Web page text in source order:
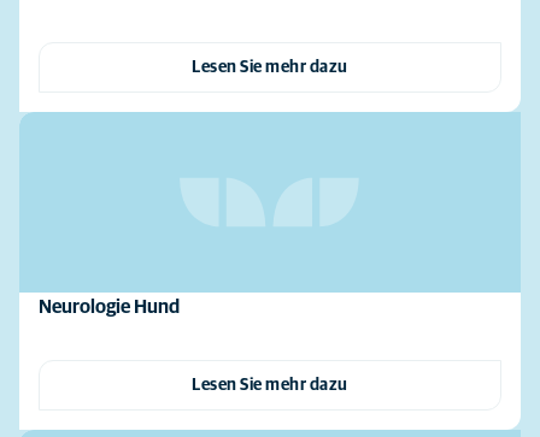
Lesen Sie mehr dazu
Neurologie Hund
Lesen Sie mehr dazu